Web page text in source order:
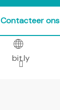
Contacteer ons
bit.ly